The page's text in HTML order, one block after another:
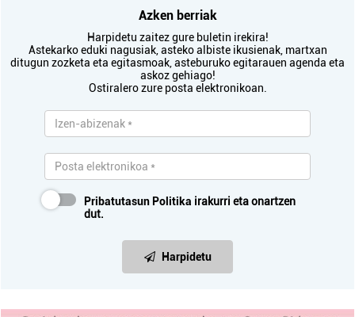
Azken berriak
Harpidetu zaitez gure buletin irekira!
Astekarko eduki nagusiak, asteko albiste ikusienak, martxan
ditugun zozketa eta egitasmoak, asteburuko egitarauen agenda eta
askoz gehiago!
Ostiralero zure posta elektronikoan.
Pribatutasun Politika irakurri eta onartzen
dut.
Harpidetu